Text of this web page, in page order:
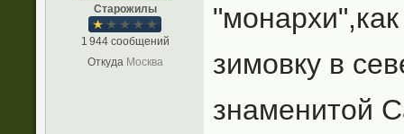
Старожилы
1 944 сообщений
Откуда Москва
зимовку в
знаменитой